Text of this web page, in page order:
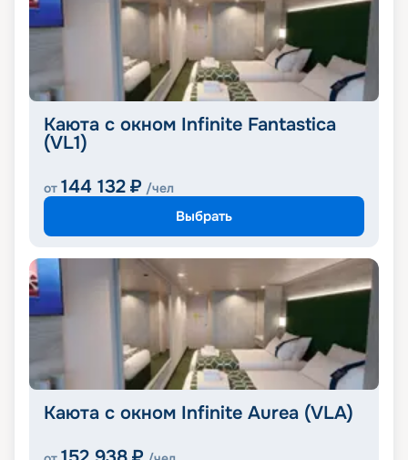
Каюта с окном Infinite Fantastica
(VL1)
от 144 132 ₽ /чел
Выбрать
Каюта с окном Infinite Aurea (VLA)